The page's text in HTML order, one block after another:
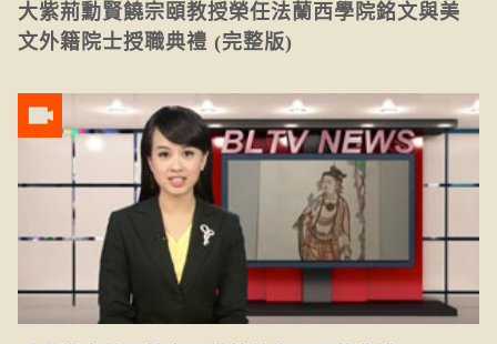
大紫荊勳賢饒宗頤教授榮任法蘭西學院銘文與美
文外籍院士授職典禮 (完整版)